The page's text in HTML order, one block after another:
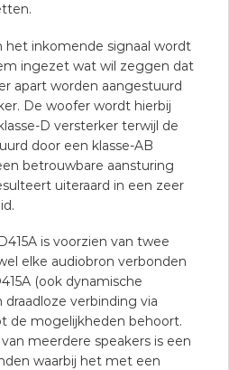
het inkomende signaal wordt
ingezet wat wil zeggen dat
apart worden aangestuurd
De woofer wordt hierbij
D versterker terwijl de
door een klasse-AB
betrouwbare aansturing
uiteraard in een zeer
is voorzien van twee
elke audiobron verbonden
(ook dynamische
verbinding via
de mogelijkheden behoort.
meerdere speakers is een
waarbij het met een